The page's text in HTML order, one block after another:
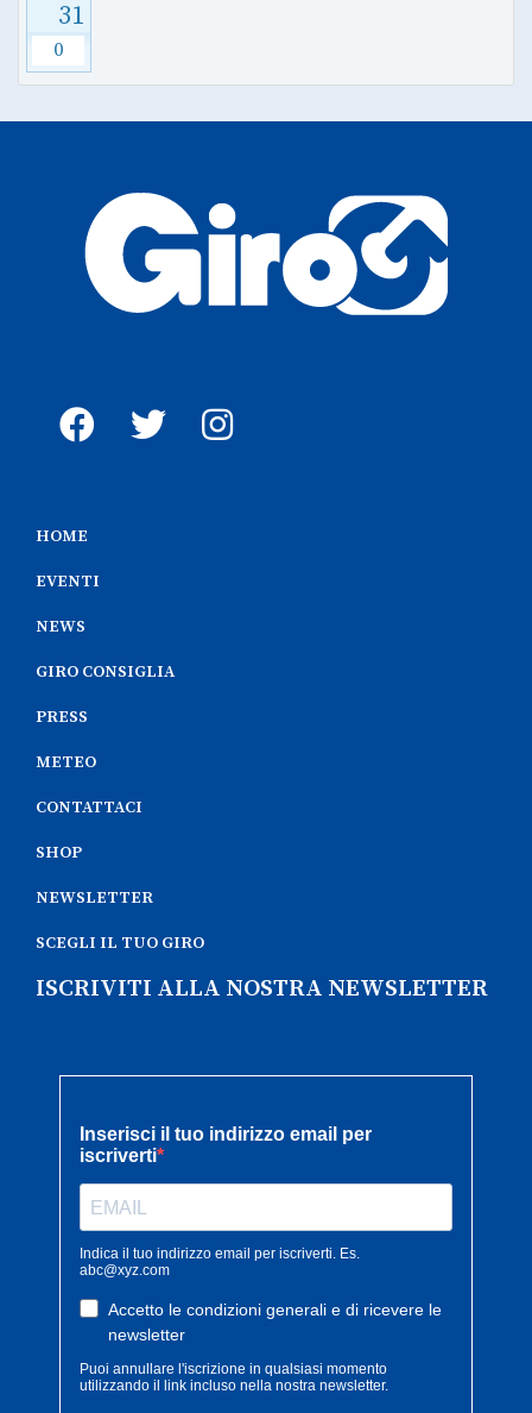
31
0
HOME
EVENTI
NEWS
GIRO CONSIGLIA
PRESS
METEO
CONTATTACI
SHOP
NEWSLETTER
SCEGLI IL TUO GIRO
ISCRIVITI ALLA NOSTRA NEWSLETTER